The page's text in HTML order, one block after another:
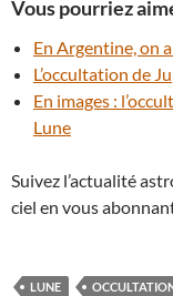
Vous pourriez
En Argentine, on
L’occultation de
En images :
Lune
Suivez l’actualité
ciel en vous
LUNE